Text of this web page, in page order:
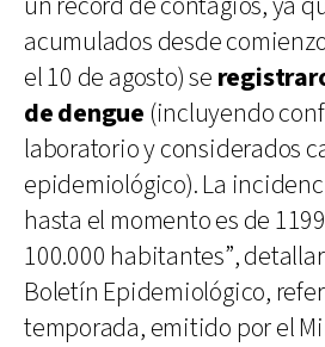
acumulados desde
el 10 de agosto) se
de dengue (incluyendo
laboratorio y considerados
epidemiológico). La
hasta el momento es de
100.000 habitantes”,
Boletín Epidemiológico,
temporada, emitido por el